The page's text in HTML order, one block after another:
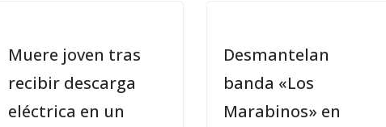
Muere joven tras
recibir descarga
eléctrica en un
Desmantelan
banda «Los
Marabinos» en